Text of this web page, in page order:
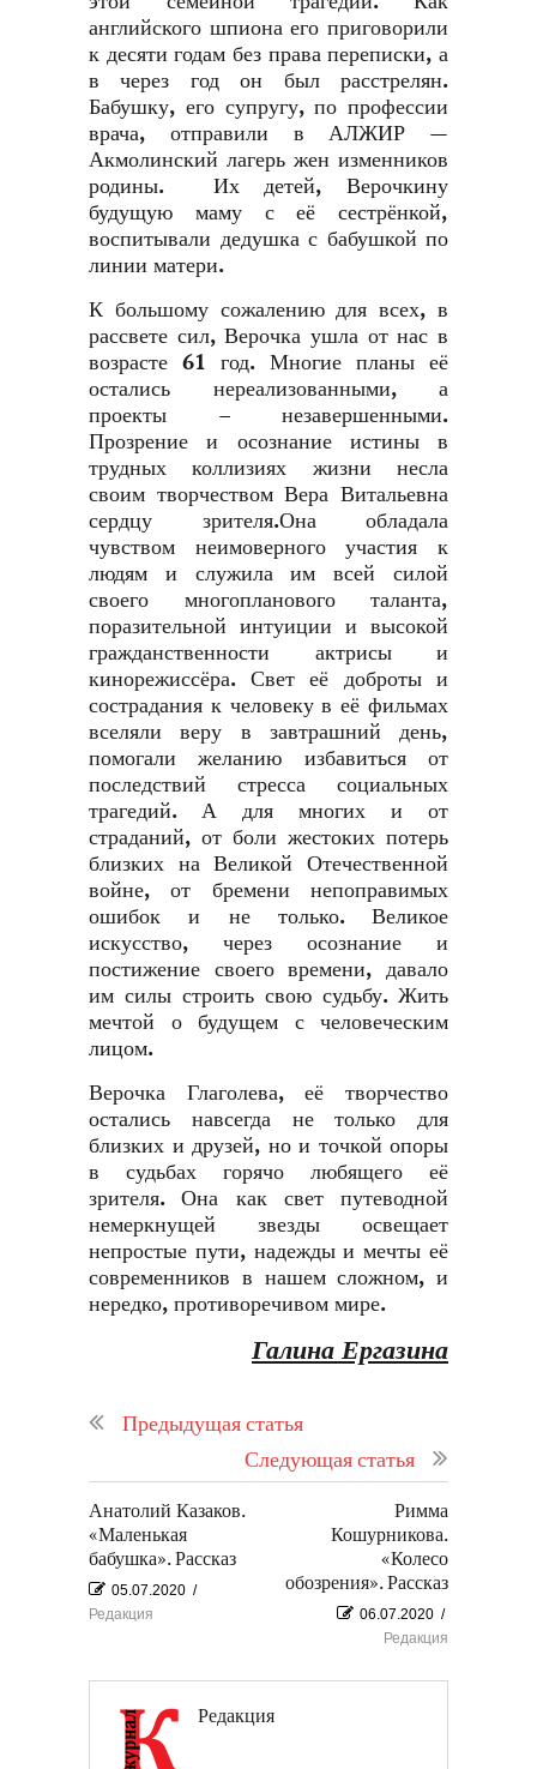
английского шпиона его приговорили
к десяти годам без права переписки, а
в через год он был расстрелян.
Бабушку, его супругу, по профессии
врача, отправили в АЛЖИР —
Акмолинский лагерь жен изменников
родины. Их детей, Верочкину
будущую маму с её сестрёнкой,
воспитывали дедушка с бабушкой по
линии матери.
К большому сожалению для всех, в
рассвете сил, Верочка ушла от нас в
возрасте 61 год. Многие планы её
остались нереализованными, а
проекты – незавершенными.
Прозрение и осознание истины в
трудных коллизиях жизни несла
своим творчеством Вера Витальевна
сердцу зрителя.Она обладала
чувством неимоверного участия к
людям и служила им всей силой
своего многопланового таланта,
поразительной интуиции и высокой
гражданственности актрисы и
кинорежиссёра. Свет её доброты и
сострадания к человеку в её фильмах
вселяли веру в завтрашний день,
помогали желанию избавиться от
последствий стресса социальных
трагедий. А для многих и от
страданий, от боли жестоких потерь
близких на Великой Отечественной
войне, от бремени непоправимых
ошибок и не только. Великое
искусство, через осознание и
постижение своего времени, давало
им силы строить свою судьбу. Жить
мечтой о будущем с человеческим
лицом.
Верочка Глаголева, её творчество
остались навсегда не только для
близких и друзей, но и точкой опоры
в судьбах горячо любящего её
зрителя. Она как свет путеводной
немеркнущей звезды освещает
непростые пути, надежды и мечты её
современников в нашем сложном, и
нередко, противоречивом мире.
Галина Ергазина
Предыдущая статья
Следующая статья
Анатолий Казаков.
«Маленькая
бабушка». Рассказ
05.07.2020 /
Редакция
Римма
Кошурникова.
«Колесо
обозрения». Рассказ
06.07.2020 /
Редакция
Редакция